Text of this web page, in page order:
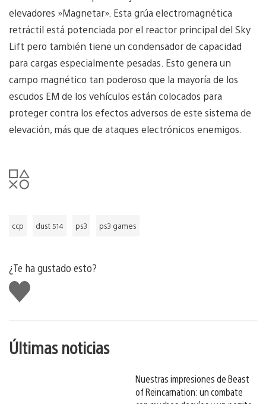
elevadores »Magnetar». Esta grúa electromagnética
retráctil está potenciada por el reactor principal del Sky
Lift pero también tiene un condensador de capacidad
para cargas especialmente pesadas. Esto genera un
campo magnético tan poderoso que la mayoría de los
escudos EM de los vehículos están colocados para
proteger contra los efectos adversos de este sistema de
elevación, más que de ataques electrónicos enemigos.
ccp dust 514 ps3 ps3 games
¿Te ha gustado esto?
Me
gusta
Últimas noticias
Nuestras impresiones de Beast
of Reincarnation: un combate